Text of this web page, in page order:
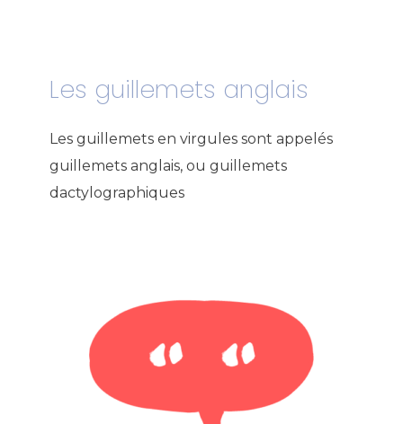
Les guillemets anglais
Les guillemets en virgules sont appelés
guillemets anglais, ou guillemets
dactylographiques